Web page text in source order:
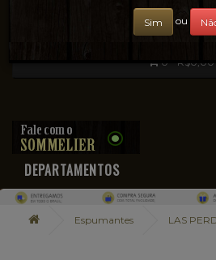
0 - R$0,00
DEPARTAMENTOS
Espumantes LAS
Sim ou